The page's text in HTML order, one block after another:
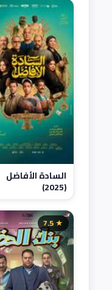
السادة الأفاضل
(2025)
★ 7.5